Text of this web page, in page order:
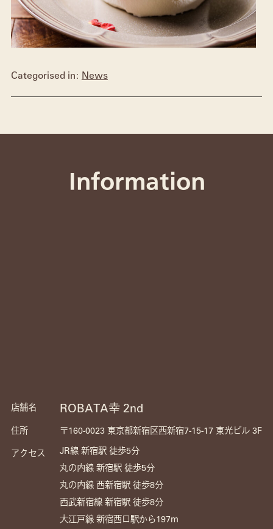
Categorised in: News
Information
店舗名 ROBATA幸 2nd
住所 〒160-0023 東京都新宿区西新宿7-15-17 東光ビル 3F
アクセス
JR線 新宿駅 徒歩5分
丸の内線 新宿駅 徒歩5分
丸の内線 西新宿駅 徒歩8分
西武新宿線 新宿駅 徒歩8分
大江戸線 新宿西口駅から197m